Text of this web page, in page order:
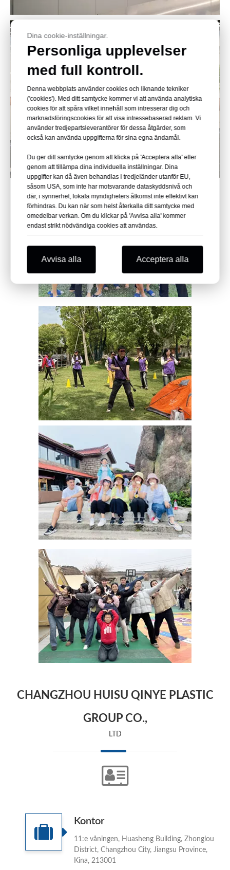
CHANGZHOU HUISU QINYE PLASTIC
GROUP CO.,
LTD
Kontor
11:e våningen, Huasheng Building, Zhonglou
District, Changzhou City, Jiangsu Province,
Kina, 213001
Dina cookie-inställningar.
Personliga upplevelser
med full kontroll.
Denna webbplats använder cookies och liknande tekniker
('cookies'). Med ditt samtycke kommer vi att använda analytiska
cookies för att spåra vilket innehåll som intresserar dig och
marknadsföringscookies för att visa intressebaserad reklam. Vi
använder tredjepartsleverantörer för dessa åtgärder, som
också kan använda uppgifterna för sina egna ändamål.
Du ger ditt samtycke genom att klicka på 'Acceptera alla' eller
genom att tillämpa dina individuella inställningar. Dina
uppgifter kan då även behandlas i tredjeländer utanför EU,
såsom USA, som inte har motsvarande dataskyddsnivå och
där, i synnerhet, lokala myndigheters åtkomst inte effektivt kan
förhindras. Du kan när som helst återkalla ditt samtycke med
omedelbar verkan. Om du klickar på 'Avvisa alla' kommer
endast strikt nödvändiga cookies att användas.
Avvisa alla Acceptera alla